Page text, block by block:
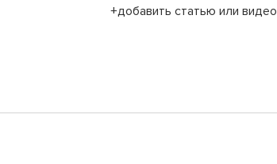
+добавить статью или видео